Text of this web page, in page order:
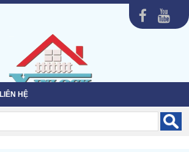
LIÊN HỆ